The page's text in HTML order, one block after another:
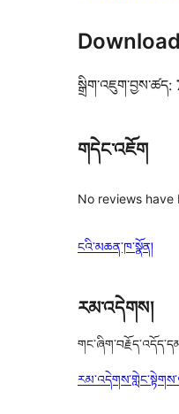
སྒྲིག་འཇུག་བྱས་ཚད:
གདེང་འཇོག
No reviews
ངའི་མཆན་ཁ་སྣོན།
རམ་འདེགས།